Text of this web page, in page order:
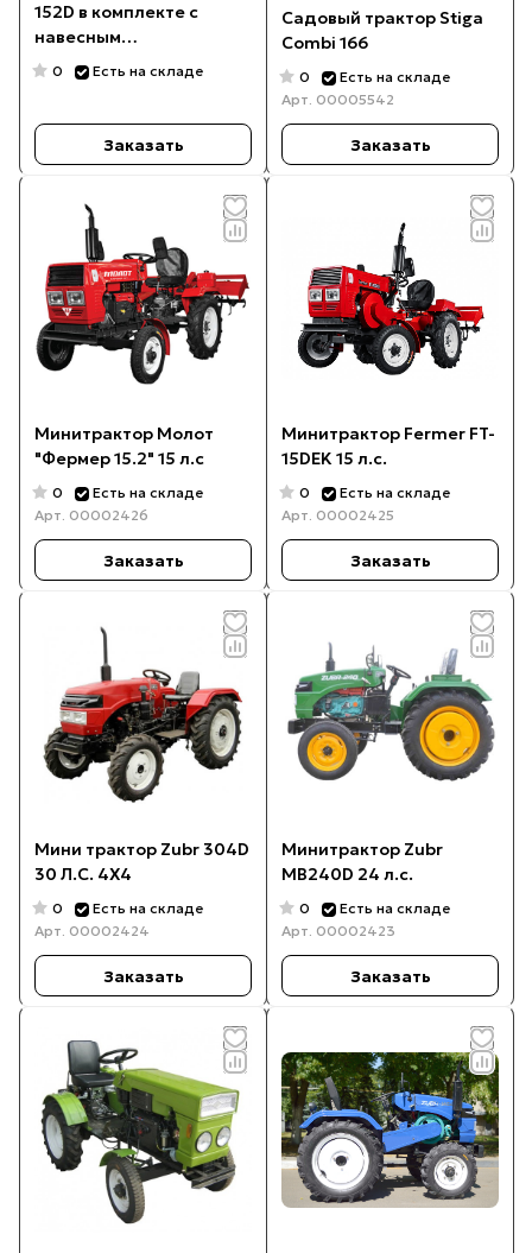
152D в комплекте с
навесным
оборудованием
0 Есть на складе
Заказать
Садовый трактор Stiga
Combi 166
0
Есть на складе
Арт. 00005542
Заказать
Минитрактор Молот
"Фермер 15.2" 15 л.с
0
Есть на складе
Арт. 00002426
Заказать
Минитрактор Fermer FT-
15DEK 15 л.с.
0
Есть на складе
Арт. 00002425
Заказать
Мини трактор Zubr 304D
30 Л.С. 4Х4
0
Есть на складе
Арт. 00002424
Заказать
Минитрактор Zubr
MB240D 24 л.с.
0
Есть на складе
Арт. 00002423
Заказать